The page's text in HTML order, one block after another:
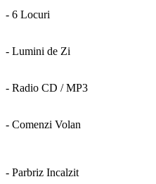
- 6 Locuri
- Lumini de Zi
- Radio CD / MP3
- Comenzi Volan
- Parbriz Incalzit